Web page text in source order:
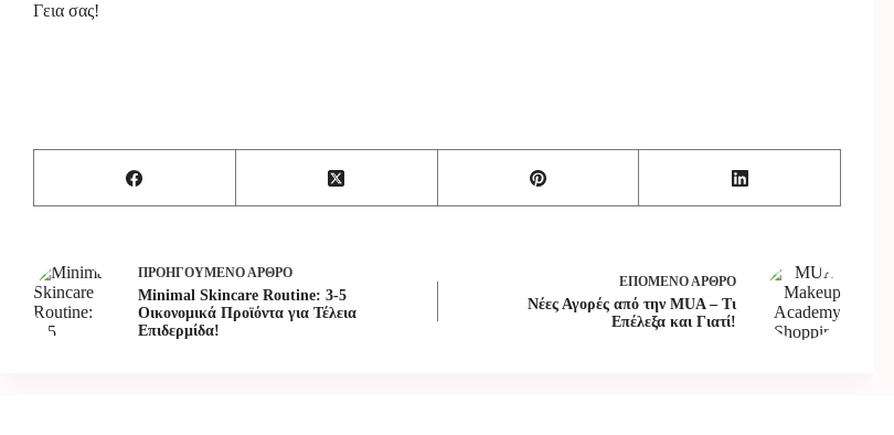
Γεια σας!
ΠΡΟΗΓΟΎΜΕΝΟΆΡΘΡΟ
Minimal Skincare Routine: 3-5
Οικονομικά Προϊόντα για Τέλεια
Επιδερμίδα!
ΕΠΌΜΕΝΟΆΡΘΡΟ
Νέες Αγορές από την MUA – Τι
Επέλεξα και Γιατί!